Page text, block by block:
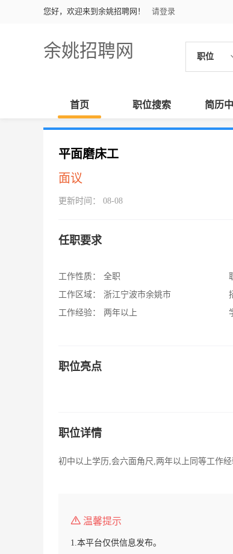
您好，欢迎来到余姚招聘网！ 请登录
余姚招聘网 职位
首页 职位搜索 简历
平面磨床工
面议
更新时间： 08-08
任职要求
工作性质：
全职
工作区域：
浙江宁波市余姚市
工作经验：
两年以上
职位亮点
职位详情
初中以上学历,会六面角尺,两年以上同等工作
温馨提示
1.本平台仅供信息发布。